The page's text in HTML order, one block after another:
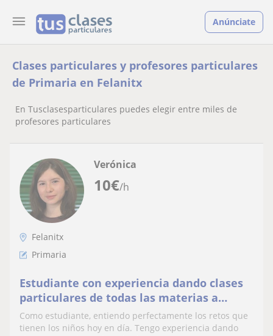
Anúnciate
Clases particulares y profesores particulares
de Primaria en Felanitx
En Tusclasesparticulares puedes elegir entre miles de
profesores particulares
10€/h
Verónica
Felanitx
Primaria
Estudiante con experiencia dando clases
particulares de todas las materias a
niñ@s de primaria, ofreciendo apoyo
escolar dinámico
Como estudiante, entiendo perfectamente los retos que
tienen los niños hoy en día. Tengo experiencia dando